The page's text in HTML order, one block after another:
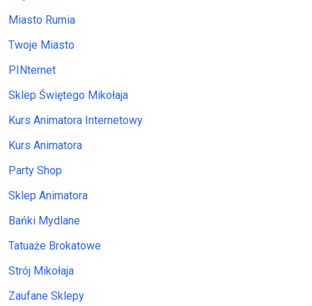
Miasto Rumia
Twoje Miasto
PINternet
Sklep Świętego Mikołaja
Kurs Animatora Internetowy
Kurs Animatora
Party Shop
Sklep Animatora
Bańki Mydlane
Tatuaże Brokatowe
Strój Mikołaja
Zaufane Sklepy